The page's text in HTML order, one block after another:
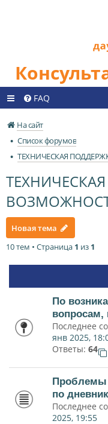
FAQ
На сайт
Список форумов
ТЕХНИЧЕСКАЯ
Новая тема
10 тем • Страница 1 из 1
По
Последнее
янв 2025,
Ответы: 64
Проблемы
по
Последнее
2025, 19:55